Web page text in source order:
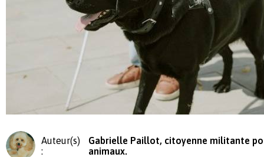
Auteur(s)
:
Gabrielle Paillot, citoyenne militante
animaux.